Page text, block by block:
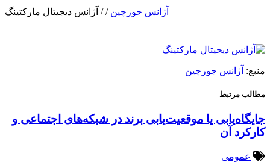
آژانس جورچین /
/ آژانس دیجیتال مارکتینگ
منبع: آژانس جورچین
مطالب مرتبط
جایگاه‌یابی یا موقعیت‌یابی برند در شبکه‌های اجتماعی و
کارکرد آن
عمومی